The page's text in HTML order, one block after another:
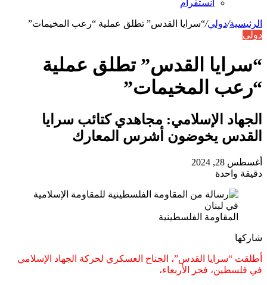
انستقرام
الرئيسية/دولي/“سرايا القدس” تطلق عملية “رعب المخيمات”
دولي
“سرايا القدس” تطلق عملية
“رعب المخيمات”
الجهاد الإسلامي: مجاهدي كتائب سرايا
القدس يخوضون أشرس المعارك
أغسطس 28, 2024
دقيقة واحدة
المقاومة الفلسطينية
شاركها
عبر
البريد
أطلقت “سرايا القدس”، الجناح العسكري لحركة الجهاد الإسلامي
في فلسطين، فجر الأربعاء،